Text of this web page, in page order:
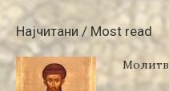
Најчитани / Most read